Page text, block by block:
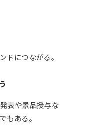
ドにつながる。
表や景品授与な
もある。